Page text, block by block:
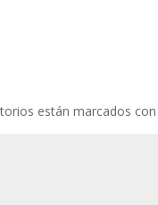
están marcados con